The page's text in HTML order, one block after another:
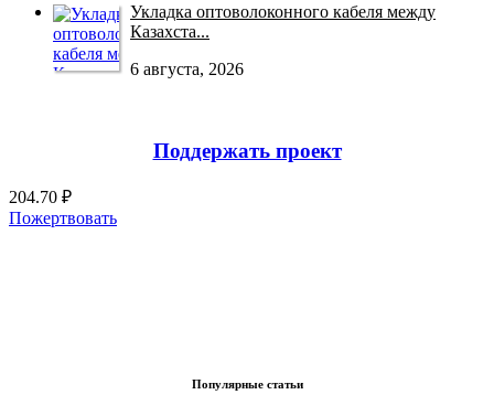
Укладка оптоволоконного кабеля между
Казахста...
6 августа, 2026
Поддержать проект
204.70 ₽
Пожертвовать
Популярные статьи